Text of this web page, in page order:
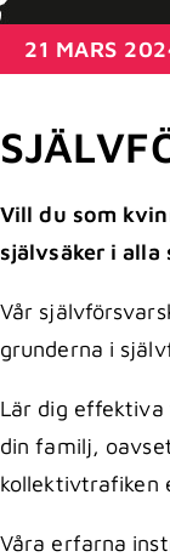
21 MARS
Vill du som
självsäker i alla
Vår
grunderna i
Lär dig
din familj,
kollektivtrafiken
Våra erfarna